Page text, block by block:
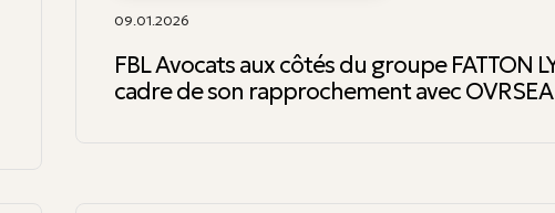
09.01.2026
FBL Avocats aux côtés du groupe FATTON
cadre de son rapprochement avec OVRSEA